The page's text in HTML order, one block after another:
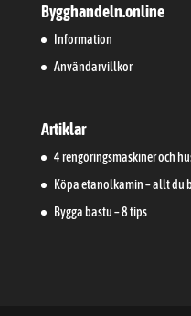
Bygghandeln.online
Information
Användarvillkor
Artiklar
4 rengöringsmaskiner och
Köpa etanolkamin – allt du
Bygga bastu – 8 tips